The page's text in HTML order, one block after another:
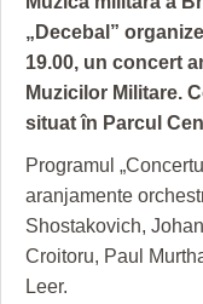
GRĂDINA
ZIARISTU’ DE
CU OIŞTEA-N
FINANŢĂRI DE
PE SURSE
CRONICĂ DE
UNDE MERGEM
FILME
CLIPURI VIDEO
JOCURI ONLINE
ACCIDENTE
ANUNŢURI
INFO SI UTILE
CULTURA
INVATAMANT
JUSTITIE
„Decebal”
19.00, un concert
Muzicilor Militare.
situat în Parcul
Programul
aranjamente
Shostakovich,
Croitoru, Paul
Leer.